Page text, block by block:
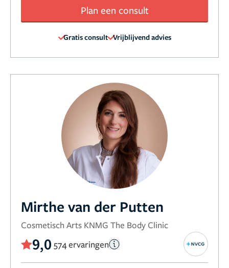
Plan een consult
Gratis consult Vrijblijvend advies
Mirthe van der Putten
Cosmetisch Arts KNMG The Body Clinic
9,0 574 ervaringen